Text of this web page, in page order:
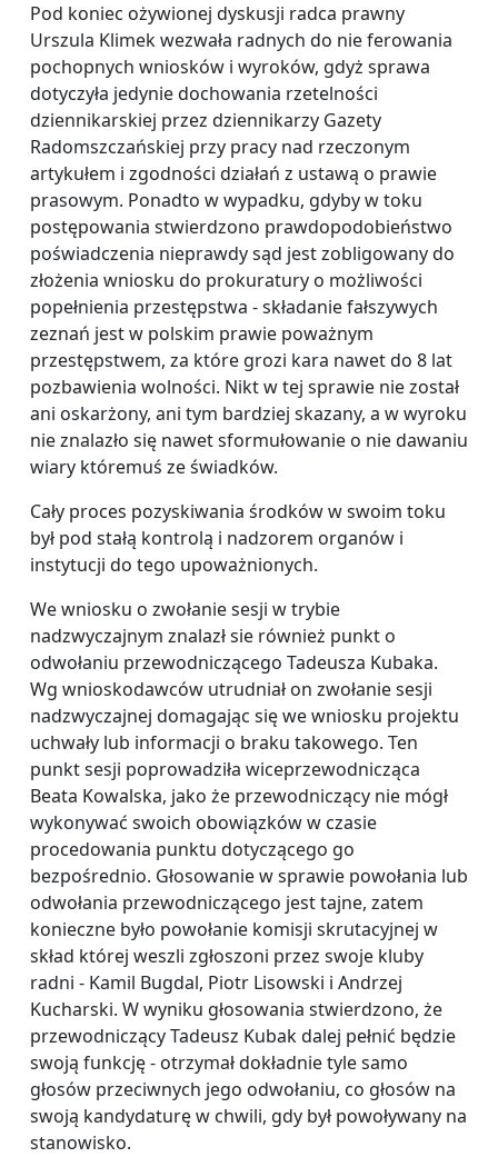
Pod koniec ożywionej dyskusji radca prawny
Urszula Klimek wezwała radnych do nie ferowania
pochopnych wniosków i wyroków, gdyż sprawa
dotyczyła jedynie dochowania rzetelności
dziennikarskiej przez dziennikarzy Gazety
Radomszczańskiej przy pracy nad rzeczonym
artykułem i zgodności działań z ustawą o prawie
prasowym. Ponadto w wypadku, gdyby w toku
postępowania stwierdzono prawdopodobieństwo
poświadczenia nieprawdy sąd jest zobligowany do
złożenia wniosku do prokuratury o możliwości
popełnienia przestępstwa - składanie fałszywych
zeznań jest w polskim prawie poważnym
przestępstwem, za które grozi kara nawet do 8 lat
pozbawienia wolności. Nikt w tej sprawie nie został
ani oskarżony, ani tym bardziej skazany, a w wyroku
nie znalazło się nawet sformułowanie o nie dawaniu
wiary któremuś ze świadków.
Cały proces pozyskiwania środków w swoim toku
był pod stałą kontrolą i nadzorem organów i
instytucji do tego upoważnionych.
We wniosku o zwołanie sesji w trybie
nadzwyczajnym znalazł sie również punkt o
odwołaniu przewodniczącego Tadeusza Kubaka.
Wg wnioskodawców utrudniał on zwołanie sesji
nadzwyczajnej domagając się we wniosku projektu
uchwały lub informacji o braku takowego. Ten
punkt sesji poprowadziła wiceprzewodnicząca
Beata Kowalska, jako że przewodniczący nie mógł
wykonywać swoich obowiązków w czasie
procedowania punktu dotyczącego go
bezpośrednio. Głosowanie w sprawie powołania lub
odwołania przewodniczącego jest tajne, zatem
konieczne było powołanie komisji skrutacyjnej w
skład której weszli zgłoszoni przez swoje kluby
radni - Kamil Bugdal, Piotr Lisowski i Andrzej
Kucharski. W wyniku głosowania stwierdzono, że
przewodniczący Tadeusz Kubak dalej pełnić będzie
swoją funkcję - otrzymał dokładnie tyle samo
głosów przeciwnych jego odwołaniu, co głosów na
swoją kandydaturę w chwili, gdy był powoływany na
stanowisko.